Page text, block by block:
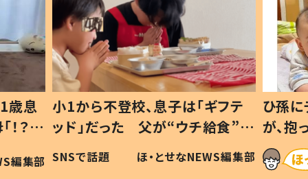
歳息
？」
編集部
小1から不登校、息子は「ギフテ
ッド」だった 父が“ウチ給食”を
作り続ける理由とは #令和の親
#令和の子
SNSで話題 ほ・とせなNEWS編集部
ひ孫
が、
「涙が
い」